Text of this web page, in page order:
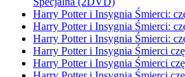
Harry Potter i Insygnia Śmierci:
Harry Potter i Insygnia Śmierci:
Harry Potter i Insygnia Śmierci:
Harry Potter i Insygnia Śmierci
Harry Potter i Insygnia Śmierci